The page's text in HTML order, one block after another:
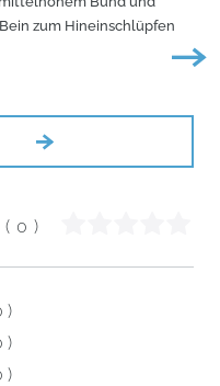
zum Hineinschlüpfen
(0)